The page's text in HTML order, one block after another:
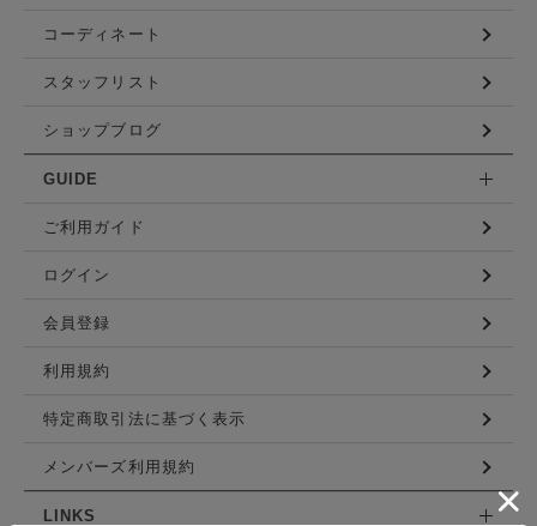
コーディネート
スタッフリスト
ショップブログ
GUIDE
ご利用ガイド
ログイン
会員登録
利用規約
特定商取引法に基づく表示
メンバーズ利用規約
LINKS